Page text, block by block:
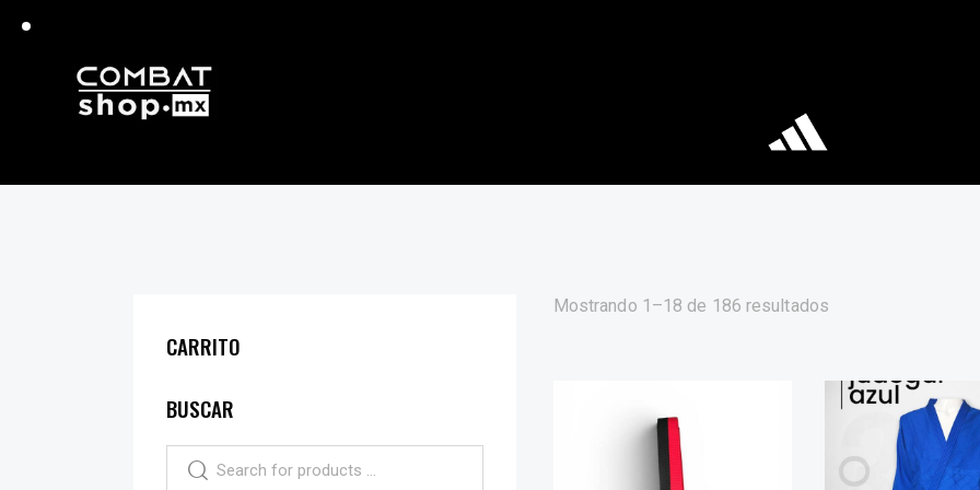
Mostrando 1–18 de 186 resultados
CARRITO
BUSCAR